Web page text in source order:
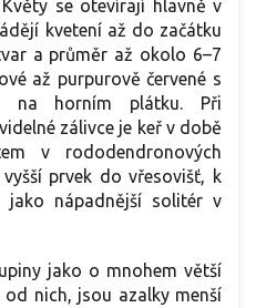
se otevírají hlavně v
kvetení až do začátku
a průměr až okolo 6–7
až purpurově červené s
na horním plátku. Při
zálivce je keř v době
v rododendronových
prvek do vřesovišť, k
jako nápadnější solitér v
jako o mnohem větší
nich, jsou azalky menší